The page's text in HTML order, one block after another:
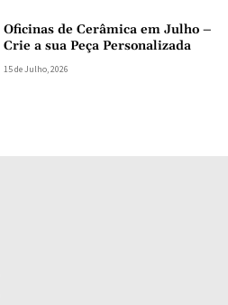
Oficinas de Cerâmica em Julho –
Crie a sua Peça Personalizada
15 de Julho, 2026